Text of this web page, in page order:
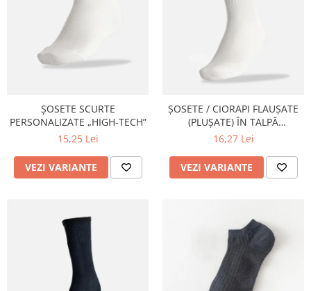
ȘOSETE SCURTE
PERSONALIZATE „HIGH-TECH”
15,25 Lei
VEZI VARIANTE
ȘOSETE / CIORAPI FLAUȘATE
(PLUȘATE) ÎN TALPĂ
PERSONALIZATE „HIGH-TECH”
16,27 Lei
VEZI VARIANTE